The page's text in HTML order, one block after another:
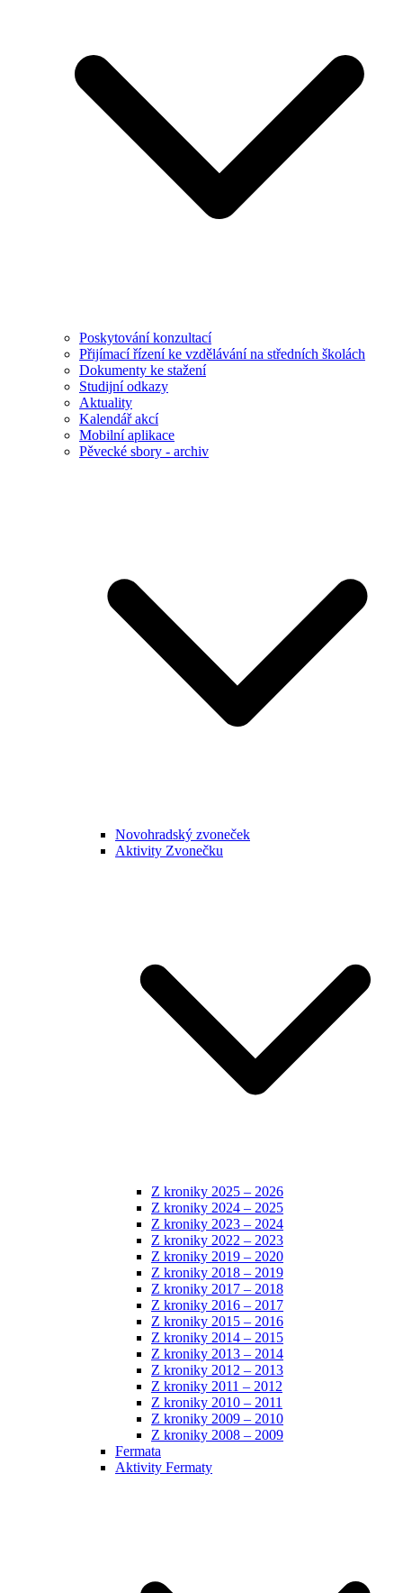
Poskytování konzultací
Přijímací řízení ke vzdělávání na středních školách
Dokumenty ke stažení
Studijní odkazy
Aktuality
Kalendář akcí
Mobilní aplikace
Pěvecké sbory - archiv
Novohradský zvoneček
Aktivity Zvonečku
Z kroniky 2025 – 2026
Z kroniky 2024 – 2025
Z kroniky 2023 – 2024
Z kroniky 2022 – 2023
Z kroniky 2019 – 2020
Z kroniky 2018 – 2019
Z kroniky 2017 – 2018
Z kroniky 2016 – 2017
Z kroniky 2015 – 2016
Z kroniky 2014 – 2015
Z kroniky 2013 – 2014
Z kroniky 2012 – 2013
Z kroniky 2011 – 2012
Z kroniky 2010 – 2011
Z kroniky 2009 – 2010
Z kroniky 2008 – 2009
Fermata
Aktivity Fermaty